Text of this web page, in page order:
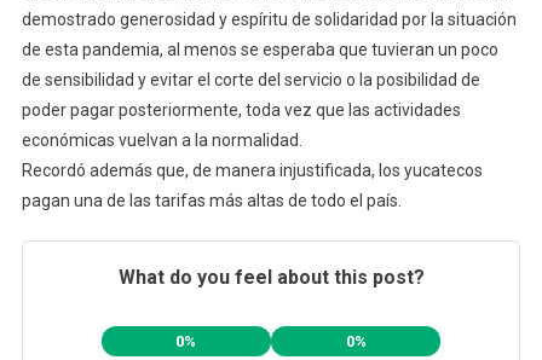
demostrado generosidad y espíritu de solidaridad por la situación
de esta pandemia, al menos se esperaba que tuvieran un poco
de sensibilidad y evitar el corte del servicio o la posibilidad de
poder pagar posteriormente, toda vez que las actividades
económicas vuelvan a la normalidad.
Recordó además que, de manera injustificada, los yucatecos
pagan una de las tarifas más altas de todo el país.
What do you feel about this post?
0% 0%